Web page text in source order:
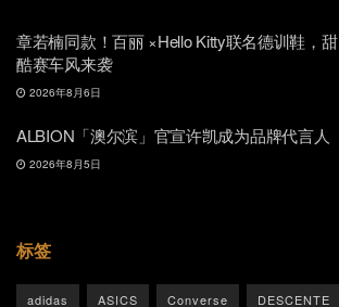
章若楠同款！百丽 ×Hello Kitty联名德训鞋，甜
酷赛车风来袭
2026年8月6日
ALBION「澳尔滨」官宣许凯成为品牌代言人
2026年8月5日
标签
adidas ASICS Converse DESCENTE